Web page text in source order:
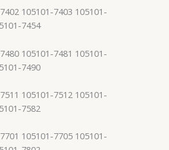
105101-7403 105101-
7454
105101-7481 105101-
7490
105101-7512 105101-
7582
105101-7705 105101-